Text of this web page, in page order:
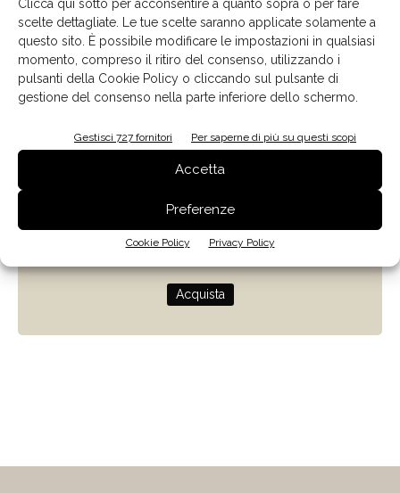
Clicca qui sotto per acconsentire a quanto sopra o per fare
scelte dettagliate. Le tue scelte saranno applicate solamente a
questo sito. È possibile modificare le impostazioni in qualsiasi
momento, compreso il ritiro del consenso, utilizzando i
pulsanti della Cookie Policy o cliccando sul pulsante di
gestione del consenso nella parte inferiore dello schermo.
Gestisci 727 fornitori Per saperne di più su questi scopi
Accetta
Preferenze
Cookie Policy Privacy Policy
Progettare con la luce naturale
di Giulio Camiz
Acquista